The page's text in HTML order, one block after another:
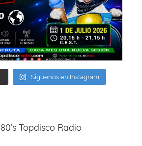
Síguenos en Instagram
Topdisco Radio